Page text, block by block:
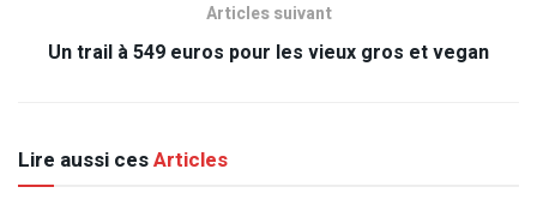
Articles suivant
Un trail à 549 euros pour les vieux gros et vegan
Lire aussi cesArticles